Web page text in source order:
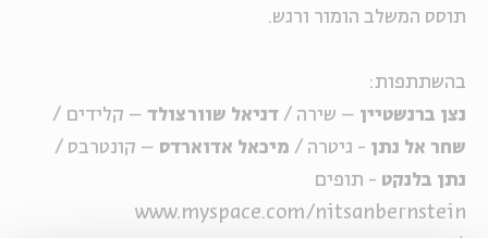
תוסס המשלב הומור ורגש.
בהשתתפות:
נצן ברנשטיין – שירה / דניאל שוורצולד – קלידים /
שחר אל נתן - גיטרה / מיכאל אדוארדס – קונטרבס /
נתן בלנקט - תופים
www.myspace.com/nitsanbernstein